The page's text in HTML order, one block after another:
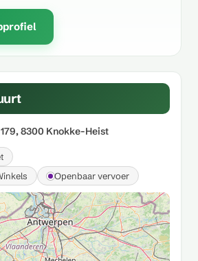
8300 Knokke-Heist
Openbaar vervoer